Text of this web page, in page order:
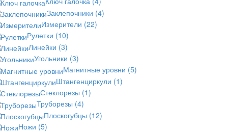
Заклепочники (4)
Измерители (22)
Рулетки (10)
Линейки (3)
Угольники (3)
Магнитные уровни (5)
Штангенциркули (1)
Стеклорезы (1)
Труборезы (4)
Плоскогубцы (12)
Ножи (5)